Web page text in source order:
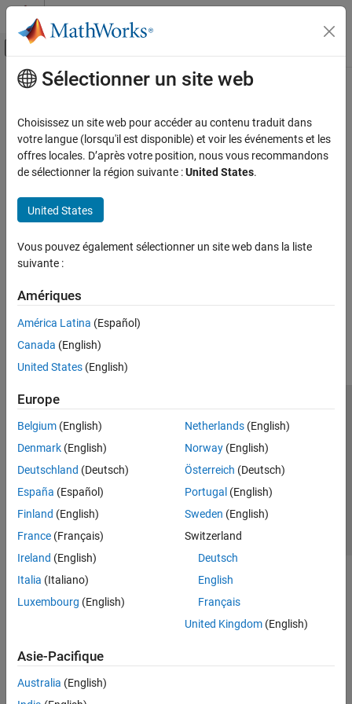
Passer au contenu
Activer/désactiver l'affichage du menu
Accueil de la documentation
Automotive
Contenu principal
How useful was this information?
Sélectionner un site web
Choisissez un site web pour accéder au contenu traduit dans
votre langue (lorsqu'il est disponible) et voir les événements et les
offres locales. D’après votre position, nous vous recommandons
de sélectionner la région suivante :United States.
United States
Vous pouvez également sélectionner un site web dans la liste
suivante :
Amériques
América Latina (Español)
Canada (English)
United States (English)
Europe
Belgium (English)
Denmark (English)
Deutschland (Deutsch)
España (Español)
Finland (English)
France (Français)
Ireland (English)
Italia (Italiano)
Luxembourg (English)
Netherlands(English)
Norway(English)
Österreich (Deutsch)
Portugal (English)
Sweden (English)
Switzerland
Deutsch
English
Français
United Kingdom(English)
Asie-Pacifique
Australia (English)
Lutte anti-piratage
Contacts locaux
© 1994-2026 The MathWorks, Inc.